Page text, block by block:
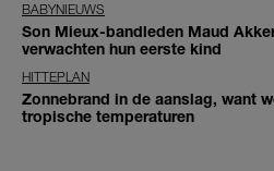
BABYNIEUWS
Son Mieux-bandleden Maud
verwachten hun eerste kind
HITTEPLAN
Zonnebrand in de aanslag, want
tropische temperaturen